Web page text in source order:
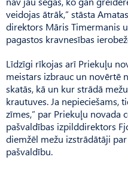
veidojas ātrāk,” stāsta
direktors Māris Timermanis
pagastos kravnesības
Līdzīgi rīkojas arī Priekuļu
meistars izbrauc un novērtē
skatās, kā un kur strādā
krautuves. Ja nepieciešams,
zīmes,” par Priekuļu novada
pašvaldības izpilddirektors
diemžēl mežu izstrādātāji
pašvaldību.